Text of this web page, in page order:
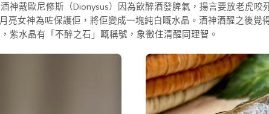
神戴歐尼修斯（Dionysus）因為飲醉酒發脾氣，揚言要放老虎
亮女神為咗保護佢，將佢變成一塊純白嘅水晶。酒神酒醒之後覺
紫水晶有「不醉之石」嘅稱號，象徵住清醒同理智。